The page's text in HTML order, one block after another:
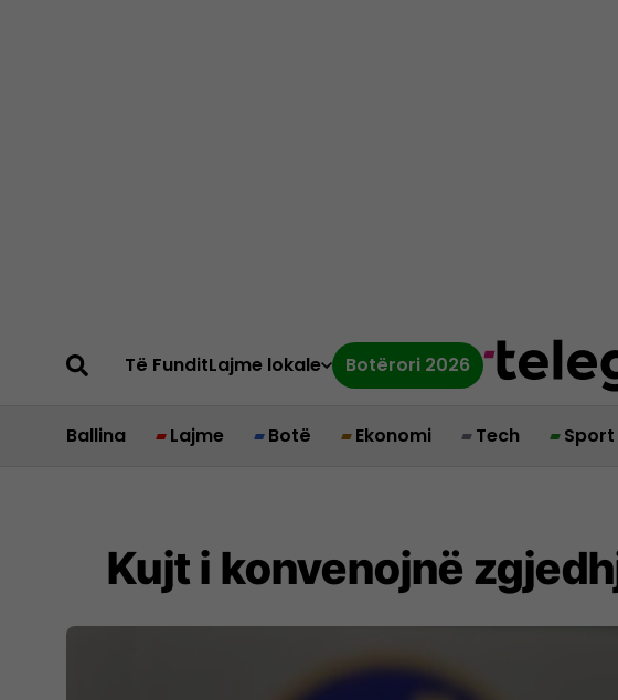
Të FunditLajme lokale Botërori 2026
Ballina Lajme Botë Ekonomi Tech Sport
Kujt i konvenojnë